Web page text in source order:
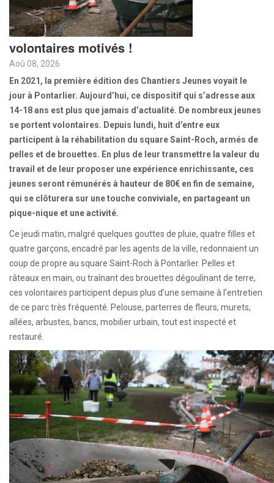
volontaires motivés !
Aoû 08, 2026
En 2021, la première édition des Chantiers Jeunes voyait le
jour à Pontarlier. Aujourd’hui, ce dispositif qui s’adresse aux
14-18 ans est plus que jamais d’actualité. De nombreux jeunes
se portent volontaires. Depuis lundi, huit d’entre eux
participent à la réhabilitation du square Saint-Roch, armés de
pelles et de brouettes. En plus de leur transmettre la valeur du
travail et de leur proposer une expérience enrichissante, ces
jeunes seront rémunérés à hauteur de 80€ en fin de semaine,
qui se clôturera sur une touche conviviale, en partageant un
pique-nique et une activité.
Ce jeudi matin, malgré quelques gouttes de pluie, quatre filles et
quatre garçons, encadré par les agents de la ville, redonnaient un
coup de propre au square Saint-Roch à Pontarlier. Pelles et
râteaux en main, ou traînant des brouettes dégoulinant de terre,
ces volontaires participent depuis plus d’une semaine à l’entretien
de ce parc très fréquenté. Pelouse, parterres de fleurs, murets,
allées, arbustes, bancs, mobilier urbain, tout est inspecté et
restauré.